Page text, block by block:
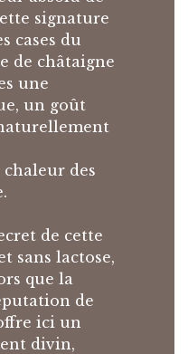
signature
cases du
de châtaigne
une
un goût
des
de cette
sans lactose,
que la
de
ici un
divin,